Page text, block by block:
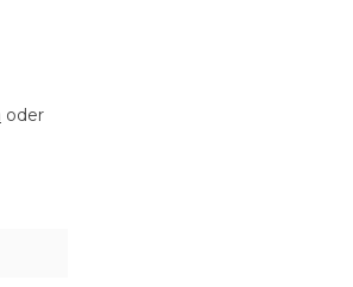
oder